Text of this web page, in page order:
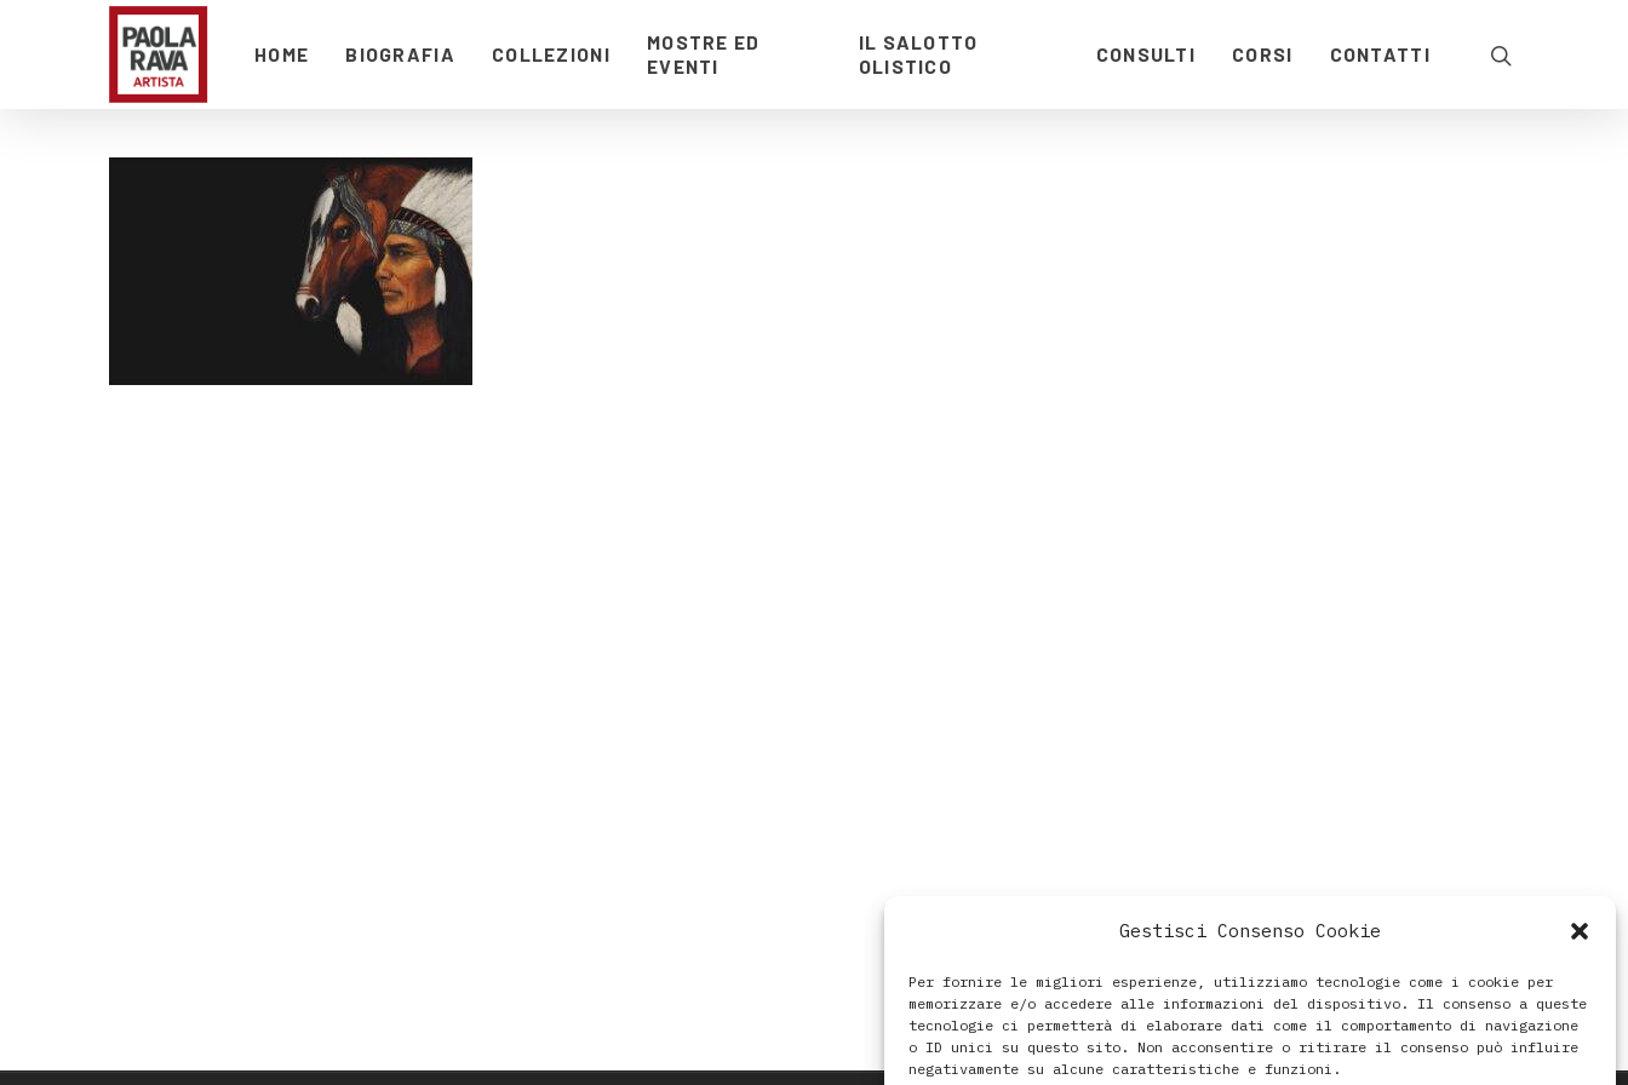
Gestisci Consenso Cookie
Per fornire le migliori esperienze, utilizziamo tecnologie come i cookie per
memorizzare e/o accedere alle informazioni del dispositivo. Il consenso a queste
tecnologie ci permetterà di elaborare dati come il comportamento di navigazione
o ID unici su questo sito. Non acconsentire o ritirare il consenso può influire
negativamente su alcune caratteristiche e funzioni.
HOME BIOGRAFIA COLLEZIONI
MOSTRE ED
EVENTI
IL SALOTTO
OLISTICO
CONSULTI CORSI CONTATTI